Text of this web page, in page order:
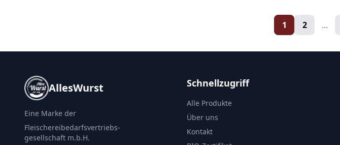
1 2 ...
AllesWurst
Eine Marke der
Fleischereibedarfsvertriebs-
gesellschaft m.b.H.
Schnellzugriff
Alle Produkte
Über uns
Kontakt